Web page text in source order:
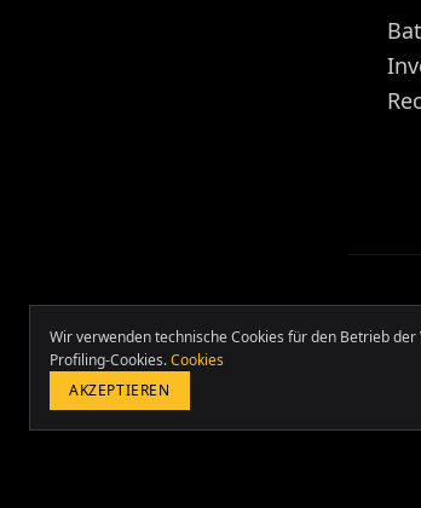
Wir verwenden technische Cookies für den Betrieb der
Profiling-Cookies.Cookies
AKZEPTIEREN